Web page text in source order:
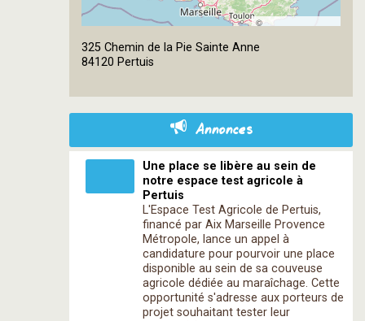
©
325 Chemin de la Pie Sainte Anne
84120 Pertuis
Annonces
Une place se libère au sein de
notre espace test agricole à
Pertuis
L'Espace Test Agricole de Pertuis,
financé par Aix Marseille Provence
Métropole, lance un appel à
candidature pour pourvoir une place
disponible au sein de sa couveuse
agricole dédiée au maraîchage. Cette
opportunité s'adresse aux porteurs de
projet souhaitant tester leur